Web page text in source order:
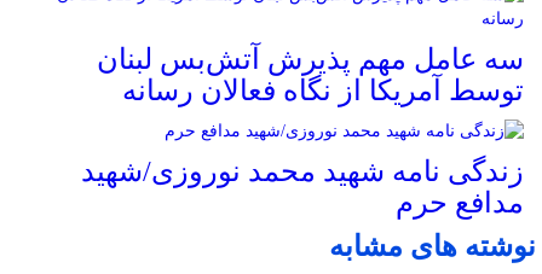
سه عامل مهم پذیرش آتش‌بس لبنان
توسط آمریکا از نگاه فعالان رسانه
زندگی نامه شهید محمد نوروزی/شهید
مدافع حرم
نوشته های مشابه